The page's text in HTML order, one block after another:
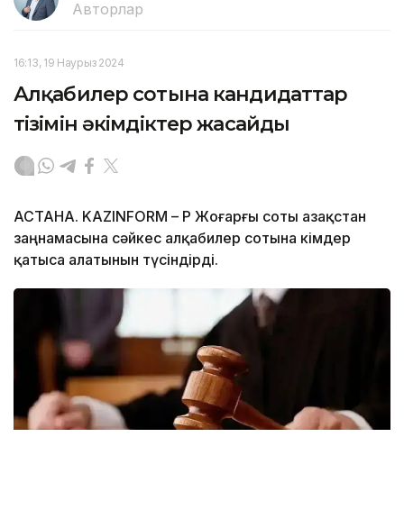
Авторлар
16:13, 19 Наурыз 2024
Алқабилер сотына кандидаттар
тізімін әкімдіктер жасайды
АСТАНА. KAZINFORM – ҚР Жоғарғы соты Қазақстан
заңнамасына сәйкес алқабилер сотына кімдер
қатыса алатынын түсіндірді.